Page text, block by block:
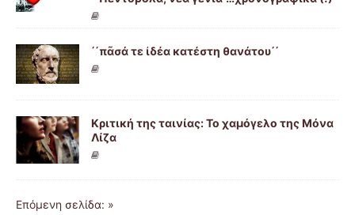
΄΄πᾶσά τε ἰδέα κατέστη θανάτου΄΄
Κριτική της ταινίας: Το χαμόγελο της Μόνα
Λίζα
Επόμενη σελίδα: »